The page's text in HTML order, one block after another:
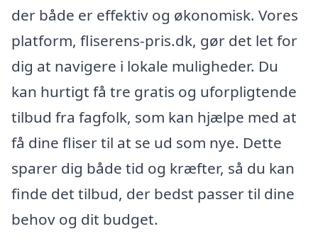
der både er effektiv og økonomisk. Vores
platform, fliserens-pris.dk, gør det let for
dig at navigere i lokale muligheder. Du
kan hurtigt få tre gratis og uforpligtende
tilbud fra fagfolk, som kan hjælpe med at
få dine fliser til at se ud som nye. Dette
sparer dig både tid og kræfter, så du kan
finde det tilbud, der bedst passer til dine
behov og dit budget.